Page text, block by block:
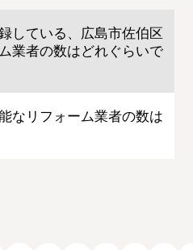
している、広島市佐伯区
業者の数はどれぐらいで
なリフォーム業者の数は